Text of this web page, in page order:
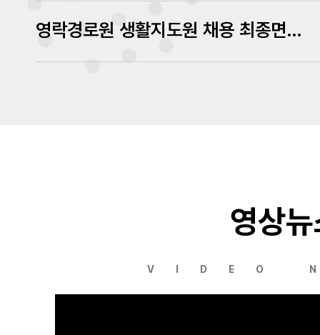
영락경로원 생활지도원 채용 최종면접 심사결과 발표
영상
VIDEO